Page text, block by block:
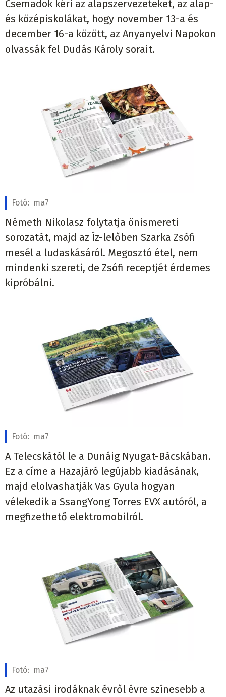
Csemadok kéri az alapszervezeteket, az alap-
és középiskolákat, hogy november 13-a és
december 16-a között, az Anyanyelvi Napokon
olvassák fel Dudás Károly sorait.
Fotó: ma7
Németh Nikolasz folytatja önismereti
sorozatát, majd az Íz-lelőben Szarka Zsófi
mesél a ludaskásáról. Megosztó étel, nem
mindenki szereti, de Zsófi receptjét érdemes
kipróbálni.
Fotó: ma7
A Telecskától le a Dunáig Nyugat-Bácskában.
Ez a címe a Hazajáró legújabb kiadásának,
majd elolvashatják Vas Gyula hogyan
vélekedik a SsangYong Torres EVX autóról, a
megfizethető elektromobilról.
Fotó: ma7
Az utazási irodáknak évről évre színesebb a